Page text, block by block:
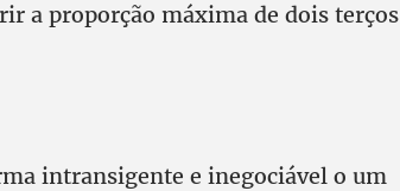
a proporção máxima de dois terços
intransigente e inegociável o um